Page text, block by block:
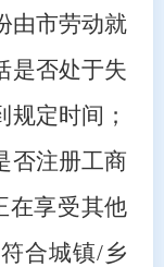
由市劳动就
是否处于失
定时间；
否注册工商
在享受其他
合城镇/乡